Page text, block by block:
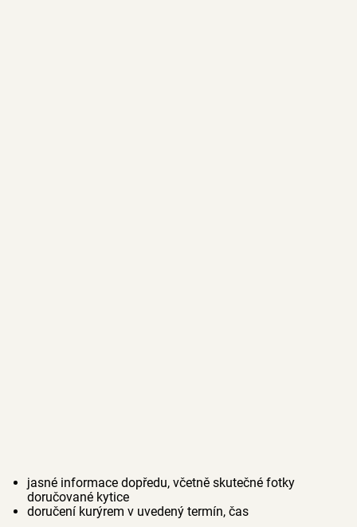
jasné informace dopředu, včetně skutečné fotky
doručované kytice
doručení kurýrem v uvedený termín, čas